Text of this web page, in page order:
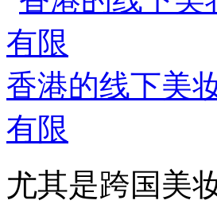
香港的线下美
有限
尤其是跨国美